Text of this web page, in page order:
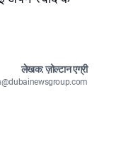
लेखक: ज़ोल्टान एग्री